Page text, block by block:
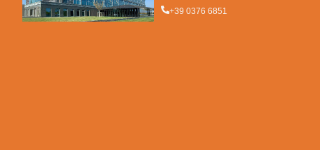
+39 0376 6851